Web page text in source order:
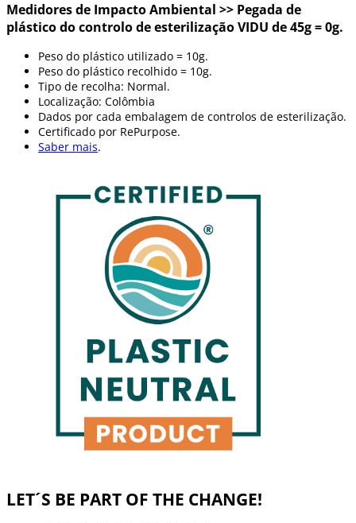
Medidores de Impacto Ambiental >> Pegada de
plástico do controlo de esterilização VIDU de 45g = 0g.
Peso do plástico utilizado = 10g.
Peso do plástico recolhido = 10g.
Tipo de recolha: Normal.
Localização: Colômbia
Dados por cada embalagem de controlos de esterilização.
Certificado por RePurpose.
Saber mais.
LET´S BE PART OF THE CHANGE!